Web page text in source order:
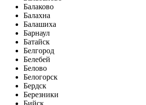
Балаково
Балахна
Балашиха
Барнаул
Батайск
Белгород
Белебей
Белово
Белогорск
Бердск
Березники
Бийск